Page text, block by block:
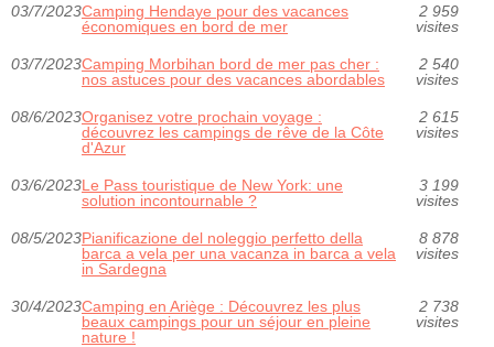
03/7/2023Camping Hendaye pour des vacances
économiques en bord de mer
2 959
visites
03/7/2023Camping Morbihan bord de mer pas cher :
nos astuces pour des vacances abordables
2 540
visites
08/6/2023Organisez votre prochain voyage :
découvrez les campings de rêve de la Côte
d'Azur
2 615
visites
03/6/2023Le Pass touristique de New York: une
solution incontournable ?
3 199
visites
08/5/2023Pianificazione del noleggio perfetto della
barca a vela per una vacanza in barca a vela
in Sardegna
8 878
visites
30/4/2023Camping en Ariège : Découvrez les plus
beaux campings pour un séjour en pleine
nature !
2 738
visites